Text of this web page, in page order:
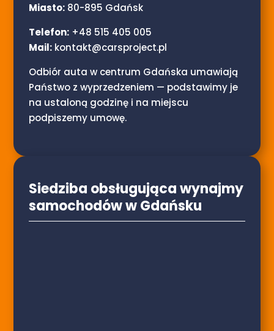
Miasto: 80-895 Gdańsk
Telefon: +48 515 405 005
Mail: kontakt@carsproject.pl
Odbiór auta w centrum Gdańska umawiają
Państwo z wyprzedzeniem — podstawimy je
na ustaloną godzinę i na miejscu
podpiszemy umowę.
Siedziba obsługująca wynajmy
samochodów w Gdańsku